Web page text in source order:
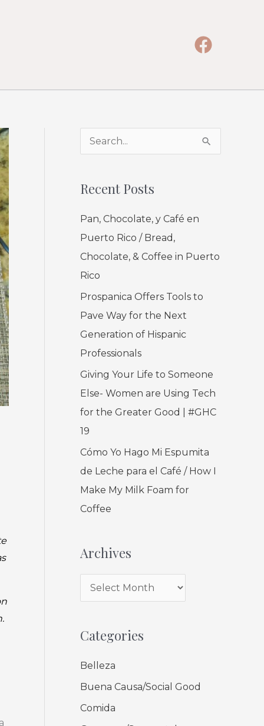
a
c
h
f
o
r
:
Recent Posts
Pan, Chocolate, y Café en
Puerto Rico / Bread,
Chocolate, & Coffee in Puerto
Rico
Prospanica Offers Tools to
Pave Way for the Next
Generation of Hispanic
Professionals
Giving Your Life to Someone
Else- Women are Using Tech
for the Greater Good | #GHC
19
Cómo Yo Hago Mi Espumita
de Leche para el Café / How I
Make My Milk Foam for
Coffee
Archives
r
h
Categories
Belleza
Buena Causa/Social Good
Comida